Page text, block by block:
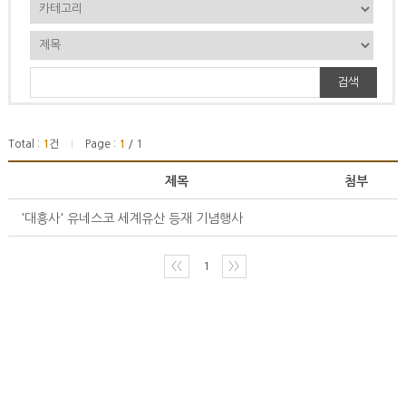
검색
Total : 1 건 Page : 1 / 1
제목 첨부
'대흥사' 유네스코 세계유산 등재 기념행사
〈〈 1 〉〉